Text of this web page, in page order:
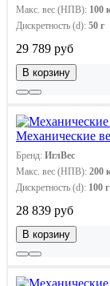
Макс. вес (НПВ): 100
Дискретность (d): 50 г
29 789 руб
В корзину
Механические
Бренд: ИглВес
Макс. вес (НПВ): 200
Дискретность (d): 100 г
28 839 руб
В корзину